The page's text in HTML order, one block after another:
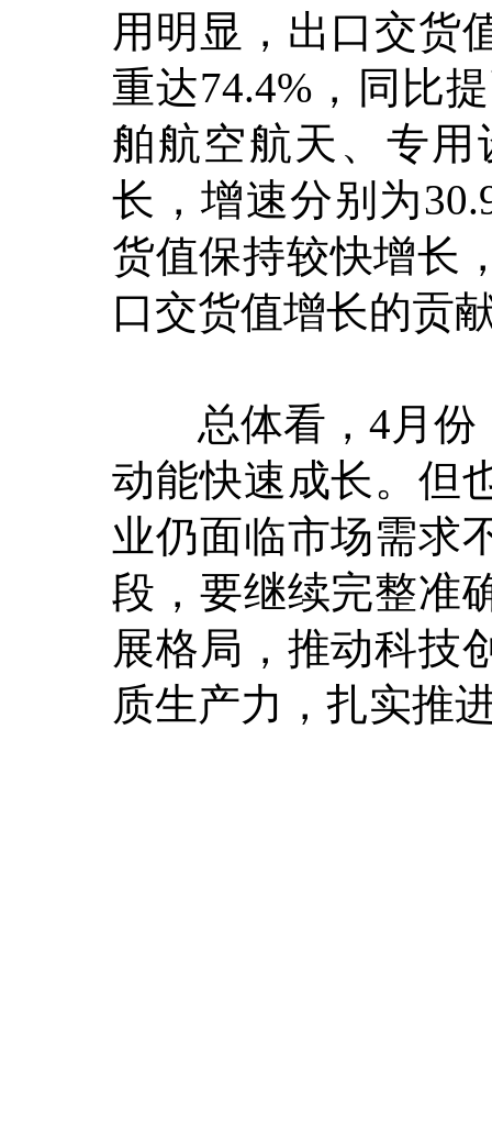
用明显，出口交货
重达74.4%，同比
舶航空航天、专
长，增速分别为
货值保持较快增长
口交货值增长的贡
总体看，4月份
动能快速成长。但
业仍面临市场需求
段，要继续完整准
展格局，推动科技
质生产力，扎实推